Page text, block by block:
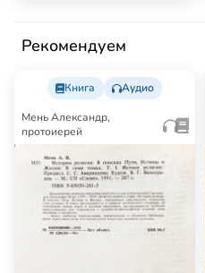
Рекомендуем
Книга Аудио
Мень Александр,
протоиерей